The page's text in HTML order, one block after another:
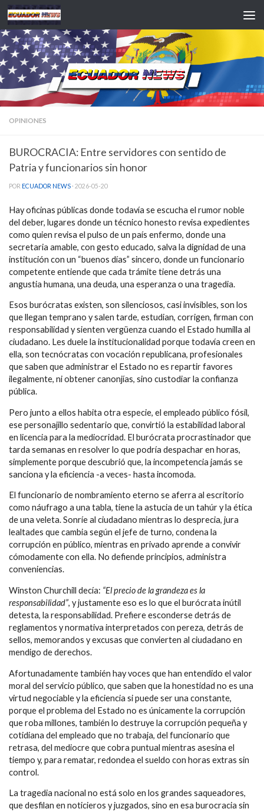
Saltar al contenido
OPINIONES
BUROCRACIA: Entre servidores con sentido de
Patria y funcionarios sin honor
POR ECUADOR NEWS · 2026-05-20
Hay oficinas públicas donde todavía se escucha el rumor noble
del deber, lugares donde un técnico honesto revisa expedientes
como quien revisa el pulso de un país enfermo, donde una
secretaria amable, con gesto educado, salva la dignidad de una
institución con un “buenos días” sincero, donde un funcionario
competente entiende que cada trámite tiene detrás una
angustia humana, una deuda, una esperanza o una tragedia.
Esos burócratas existen, son silenciosos, casi invisibles, son los
que llegan temprano y salen tarde, estudian, corrigen, firman con
responsabilidad y sienten vergüenza cuando el Estado humilla al
ciudadano. Les duele la institucionalidad porque todavía creen en
ella, son tecnócratas con vocación republicana, profesionales
que saben que administrar el Estado no es repartir favores
ilegalmente, ni obtener canonjías, sino custodiar la confianza
pública.
Pero junto a ellos habita otra especie, el empleado público fósil,
ese personajillo sedentario que, convirtió la estabilidad laboral
en licencia para la mediocridad. El burócrata procrastinador que
tarda semanas en resolver lo que podría despachar en horas,
simplemente porque descubrió que, la incompetencia jamás se
sanciona y la eficiencia -a veces- hasta incomoda.
El funcionario de nombramiento eterno se aferra al escritorio
como náufrago a una tabla, tiene la astucia de un tahúr y la ética
de una veleta. Sonríe al ciudadano mientras lo desprecia, jura
lealtades que cambia según el jefe de turno, condena la
corrupción en público, mientras en privado aprende a convivir
cómodamente con ella. No defiende principios, administra
conveniencias.
Winston Churchill decía: “El precio de la grandeza es la
responsabilidad”, y justamente eso es lo que el burócrata inútil
detesta, la responsabilidad. Prefiere esconderse detrás de
reglamentos y normativa interpretados con pereza, detrás de
sellos, memorandos y excusas que convierten al ciudadano en
mendigo de derechos.
Afortunadamente también hay voces que han entendido el valor
moral del servicio público, que saben que la honestidad no es una
virtud negociable y la eficiencia si puede ser una constante,
porque el problema del Estado no es únicamente la corrupción
que roba millones, también lo destruye la corrupción pequeña y
cotidiana del empleado que no trabaja, del funcionario que
retrasa, del mediocre que cobra puntual mientras asesina el
tiempo y, para rematar, redondea el sueldo con horas extras sin
control.
La tragedia nacional no está solo en los grandes saqueadores,
que desfilan en noticieros y juzgados, sino en esa burocracia sin